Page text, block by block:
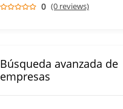
0 (0 reviews)
Búsqueda avanzada de
empresas